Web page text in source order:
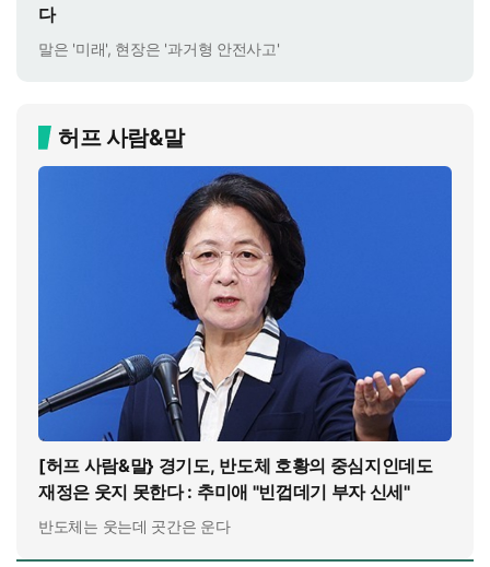
다
말은 '미래', 현장은 '과거형 안전사고'
허프 사람&말
[허프 사람&말} 경기도, 반도체 호황의 중심지인데도
재정은 웃지 못한다 : 추미애 "빈껍데기 부자 신세"
반도체는 웃는데 곳간은 운다